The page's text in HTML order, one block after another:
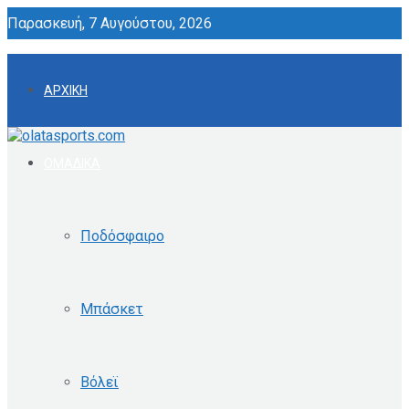
Παρασκευή, 7 Αυγούστου, 2026
ΑΡΧΙΚΗ
Ποδόσφαιρο
Μπάσκετ
Βόλεϊ